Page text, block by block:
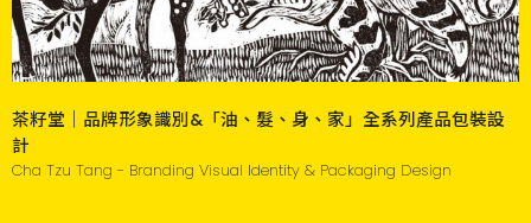
茶籽堂｜品牌形象識別&「油、髮、身、家」全系列產品包裝設
計
Cha Tzu Tang - Branding Visual Identity & Packaging Design